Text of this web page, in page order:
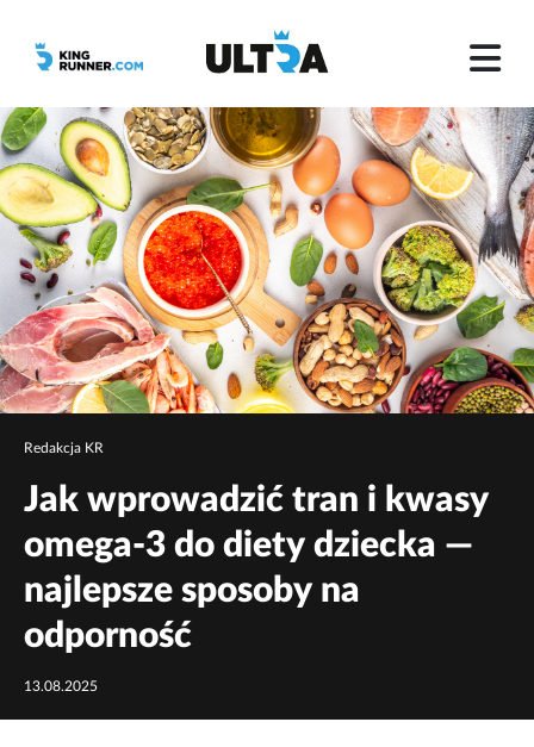
Redakcja KR
Jak wprowadzić tran i kwasy
omega‑3 do diety dziecka —
najlepsze sposoby na
odporność
13.08.2025